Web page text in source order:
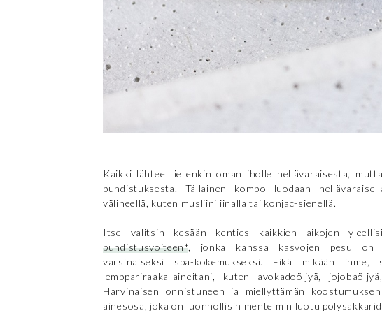
Kaikki lähtee tietenkin oman iholle hellävaraisesta,
puhdistuksesta. Tällainen kombo luodaan
välineellä, kuten musliiniliinalla tai konjac-sienellä.
Itse valitsin kesään kenties kaikkien aikojen
puhdistusvoiteen*, jonka kanssa kasvojen pesu on
varsinaiseksi spa-kokemukseksi. Eikä mikään
lemppariraaka-aineitani, kuten avokadoöljyä,
Harvinaisen onnistuneen ja miellyttämän
ainesosa, joka on luonnollisin mentelmin luotu